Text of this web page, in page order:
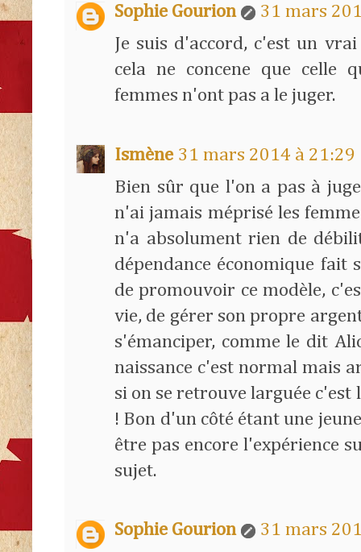
Sophie Gourion
31 mars
Je suis d'accord, c'est un
cela ne concene que celle
femmes n'ont pas a le juger.
Ismène 31 mars 2014 à 21:29
Bien sûr que l'on a pas à
n'ai jamais méprisé les
n'a absolument rien de
dépendance économique fait
de promouvoir ce modèle,
vie, de gérer son propre
s'émanciper, comme le dit
naissance c'est normal mais
si on se retrouve larguée
! Bon d'un côté étant une
être pas encore l'expérience
sujet.
Sophie Gourion
31 mars